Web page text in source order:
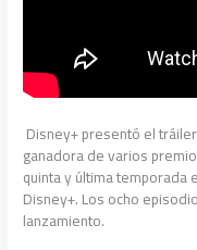
Disney+ presentó el
ganadora de varios
quinta y última
Disney+. Los ocho
lanzamiento.